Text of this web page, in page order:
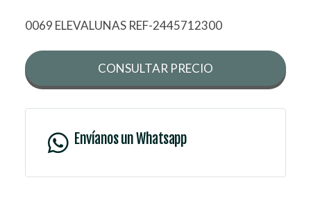
0069 ELEVALUNAS REF-2445712300
CONSULTAR PRECIO
Envíanos un Whatsapp